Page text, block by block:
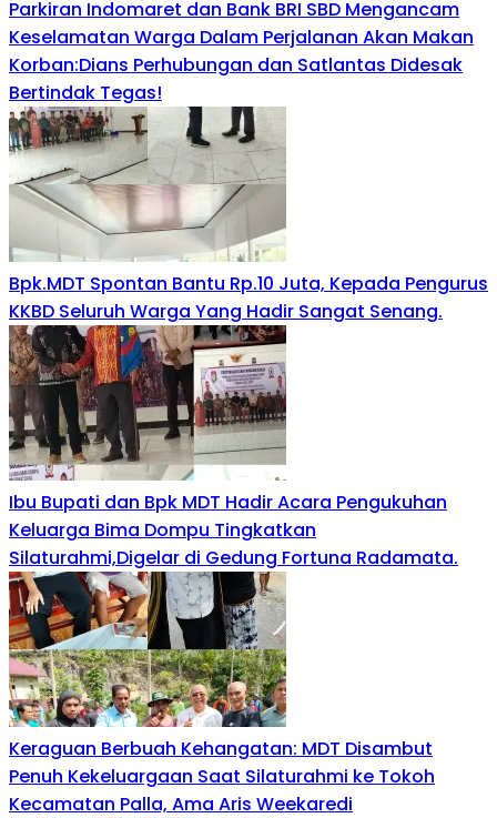
Parkiran Indomaret dan Bank BRI SBD Mengancam
Keselamatan Warga Dalam Perjalanan Akan Makan
Korban:Dians Perhubungan dan Satlantas Didesak
Bertindak Tegas!
Bpk.MDT Spontan Bantu Rp.10 Juta, Kepada Pengurus
KKBD Seluruh Warga Yang Hadir Sangat Senang.
Ibu Bupati dan Bpk MDT Hadir Acara Pengukuhan
Keluarga Bima Dompu Tingkatkan
Silaturahmi,Digelar di Gedung Fortuna Radamata.
Keraguan Berbuah Kehangatan: MDT Disambut
Penuh Kekeluargaan Saat Silaturahmi ke Tokoh
Kecamatan Palla, Ama Aris Weekaredi